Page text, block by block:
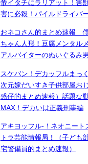
帝イタチにラリアット！害
害に必殺！パイルドライバ
おネコさん的まとめ速報
ちゃん人形！豆腐メンタル
アルバイターのぬいぐるみ
スケバン！デカッフルまっ
次元嫁だいすき子供部屋お
惑仔的まとめ速報）話題な
MAX！デカいは正義刑事編
アキヨッフル-！ネオニート
トラ芸能情報局！（子ども
宅警備員的まとめ速報）